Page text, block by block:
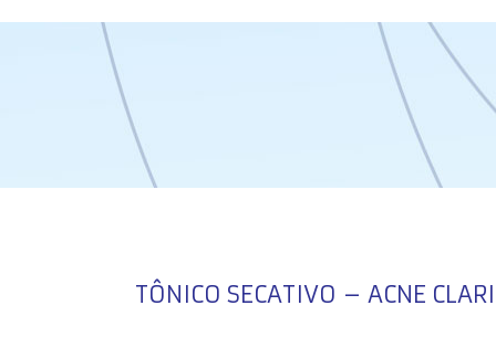
Home Care
Profissional
TÔNICO SECATIVO – ACNE